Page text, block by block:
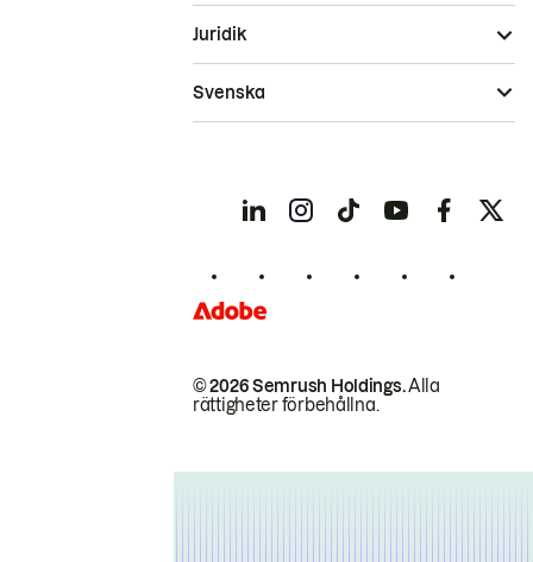
© 2026 Semrush Holdings.Alla
rättigheter förbehållna.
Juridik
Svenska